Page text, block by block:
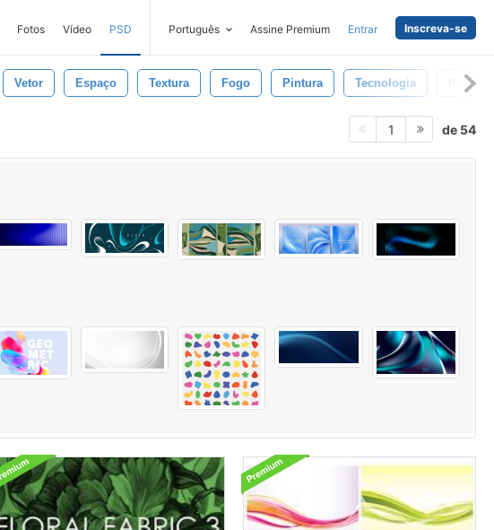
Fotos Vídeo PSD Português Assine Premium Entrar Inscreva-se
Vetor Espaço Textura Fogo Pintura Tecnologia Pinceis
1 de 54